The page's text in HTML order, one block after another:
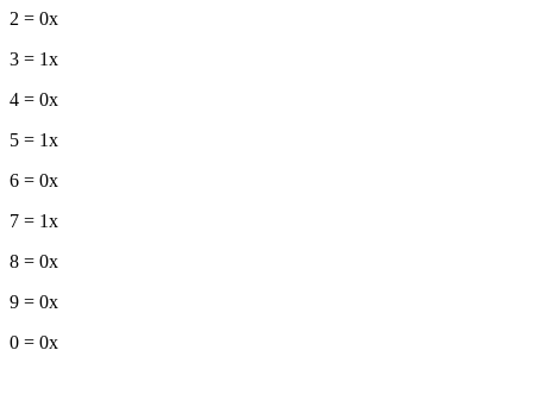
2 = 0x
3 = 1x
4 = 0x
5 = 1x
6 = 0x
7 = 1x
8 = 0x
9 = 0x
0 = 0x